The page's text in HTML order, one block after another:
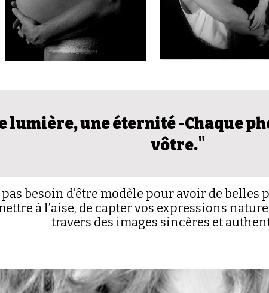
lumière, une éternité -Chaque
vôtre."
pas besoin d’être modèle pour avoir de
à l’aise, de capter vos expressions
travers des images sincères et